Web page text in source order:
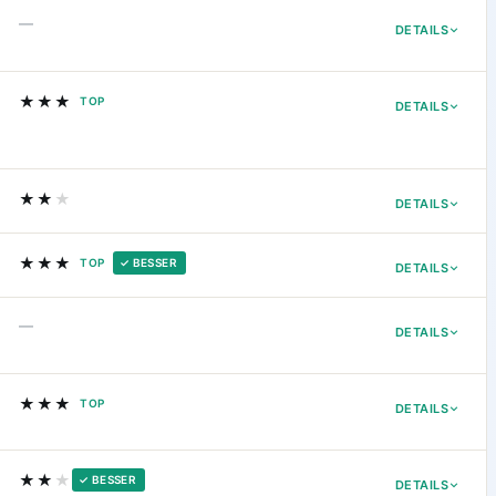
DETAILS
—
DETAILS
★★★ TOP
DETAILS
★★ ★
DETAILS
★★★ TOP ✓ BESSER
DETAILS
—
DETAILS
★★★ TOP
DETAILS
★★ ★ ✓ BESSER